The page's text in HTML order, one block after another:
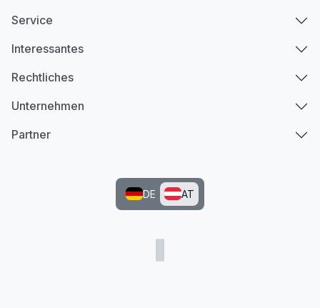
Service
Interessantes
Rechtliches
Unternehmen
Partner
DE AT